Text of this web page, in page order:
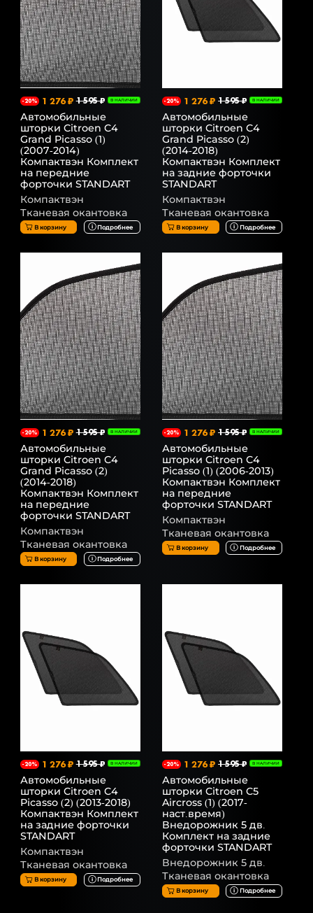
-20% 1 276 ₽ 1 595 ₽ В НАЛИЧИИ
Автомобильные
шторки Citroen C4
Grand Picasso (1)
(2007-2014)
Компактвэн Комплект
на передние
форточки STANDART
Компактвэн
Тканевая окантовка
В корзину Подробнее
-20% 1 276 ₽ 1 595 ₽ В НАЛИЧИИ
Автомобильные
шторки Citroen C4
Grand Picasso (2)
(2014-2018)
Компактвэн Комплект
на задние форточки
STANDART
Компактвэн
Тканевая окантовка
В корзину Подробнее
-20% 1 276 ₽ 1 595 ₽ В НАЛИЧИИ
Автомобильные
шторки Citroen C4
Grand Picasso (2)
(2014-2018)
Компактвэн Комплект
на передние
форточки STANDART
Компактвэн
Тканевая окантовка
В корзину Подробнее
-20% 1 276 ₽ 1 595 ₽ В НАЛИЧИИ
Автомобильные
шторки Citroen C4
Picasso (1) (2006-2013)
Компактвэн Комплект
на передние
форточки STANDART
Компактвэн
Тканевая окантовка
В корзину Подробнее
-20% 1 276 ₽ 1 595 ₽ В НАЛИЧИИ
Автомобильные
шторки Citroen C4
Picasso (2) (2013-2018)
Компактвэн Комплект
на задние форточки
STANDART
Компактвэн
Тканевая окантовка
В корзину Подробнее
-20% 1 276 ₽ 1 595 ₽ В НАЛИЧИИ
Автомобильные
шторки Citroen C5
Aircross (1) (2017-
наст.время)
Внедорожник 5 дв.
Комплект на задние
форточки STANDART
Внедорожник 5 дв.
Тканевая окантовка
В корзину Подробнее